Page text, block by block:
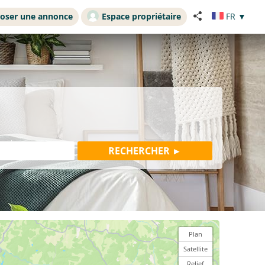
une annonce Espace propriétaire FR ▼
Plan
Satellite